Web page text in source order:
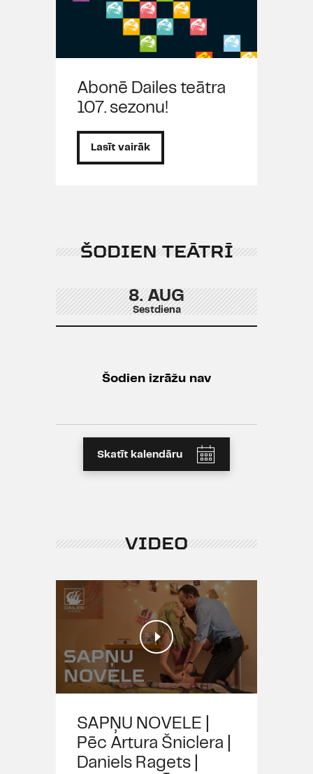
Abonē Dailes teātra
107. sezonu!
Lasīt vairāk
ŠODIEN TEĀTRĪ
8. AUG
Sestdiena
Šodien izrāžu nav
Skatīt kalendāru
VIDEO
SAPŅU NOVELE |
Pēc Artura Šniclera |
Daniels Ragets |